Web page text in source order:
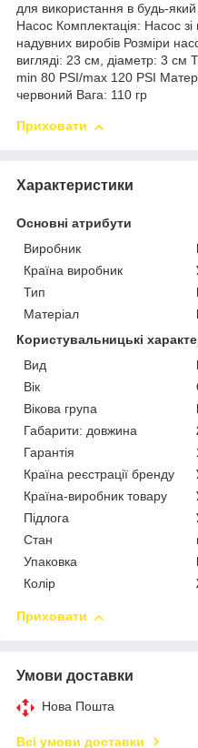
для використання в будь-
Насос Комплектація: Насос
надувних виробів Розміри
вигляді: 23 см, діаметр: 3 см
min 80 PSI/max 120 PSI
червоний Вага: 110 гр
Приховати
Характеристики
Основні атрибути
Виробник
Країна виробник
Тип
Матеріал
Користувальницькі
Вид
Вік
Вікова група
Габарити: довжина
Гарантія
Країна реєстрації бренду
Країна-виробник товару
Підлога
Стан
Упаковка
Колір
Приховати
Умови доставки
Нова Пошта
Всі умови доставки